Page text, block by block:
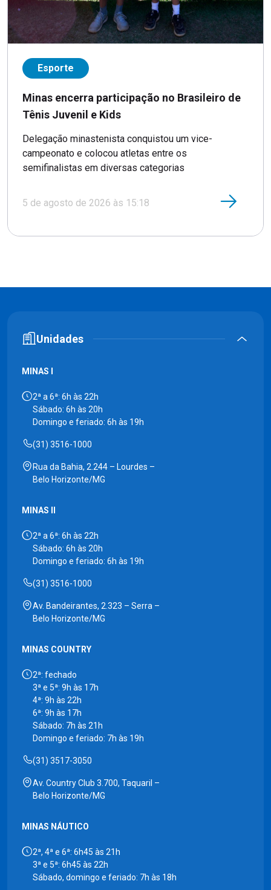
Esporte
Minas encerra participação no Brasileiro de
Tênis Juvenil e Kids
Delegação minastenista conquistou um vice-
campeonato e colocou atletas entre os
semifinalistas em diversas categorias
5 de agosto de 2026 às 15:18
Unidades
MINAS I
2ª a 6ª: 6h às 22h
Sábado: 6h às 20h
Domingo e feriado: 6h às 19h
(31) 3516-1000
Rua da Bahia, 2.244 – Lourdes –
Belo Horizonte/MG
MINAS II
2ª a 6ª: 6h às 22h
Sábado: 6h às 20h
Domingo e feriado: 6h às 19h
(31) 3516-1000
Av. Bandeirantes, 2.323 – Serra –
Belo Horizonte/MG
MINAS COUNTRY
2ª: fechado
3ª e 5ª: 9h às 17h
4ª: 9h às 22h
6ª: 9h às 17h
Sábado: 7h às 21h
Domingo e feriado: 7h às 19h
(31) 3517-3050
Av. Country Club 3.700, Taquaril –
Belo Horizonte/MG
MINAS NÁUTICO
2ª, 4ª e 6ª: 6h45 às 21h
3ª e 5ª: 6h45 às 22h
Sábado, domingo e feriado: 7h às 18h